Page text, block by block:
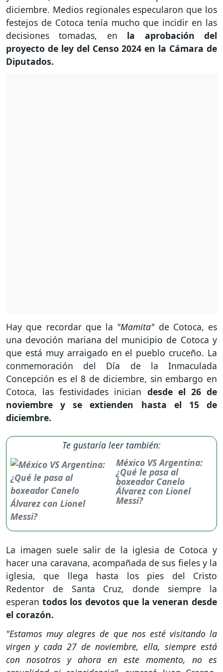
diciembre. Medios regionales especularon que los
festejos de Cotoca tenía mucho que incidir en las
decisiones tomadas, en la aprobación del
proyecto de ley del Censo 2024 en la Cámara de
Diputados.
Hay que recordar que la "Mamita"de Cotoca, es
una devoción mariana del municipio de Cotoca y
que está muy arraigado en el pueblo cruceño. La
conmemoración del Día de la Inmaculada
Concepción es el 8 de diciembre, sin embargo en
Cotoca, las festividades inician desde el 26 de
noviembre y se extienden hasta el 15 de
diciembre.
Te gustaría leer también:
México VS Argentina:
¿Qué le pasa al
boxeador Canelo
Álvarez con Lionel
Messi?
La imagen suele salir de la iglesia de Cotoca y
hacer una caravana, acompañada de sus fieles y la
iglesia, que llega hasta los pies del Cristo
Redentor de Santa Cruz, donde siempre la
esperan todos los devotos que la veneran desde
el corazón.
"Estamos muy alegres de que nos esté visitando la
virgen y cada 27 de noviembre, ella, siempre está
con nosotros y ahora en este momento, no es